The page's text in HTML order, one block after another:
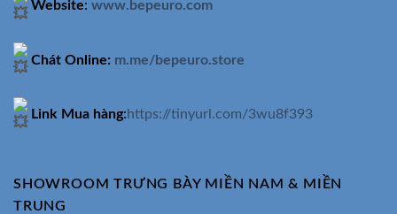
Website: www.bepeuro.com
Chát Online: m.me/bepeuro.store
Link Mua hàng:https://tinyurl.com/3wu8f393
SHOWROOM TRƯNG BÀY MIỀN NAM & MIỀN
TRUNG